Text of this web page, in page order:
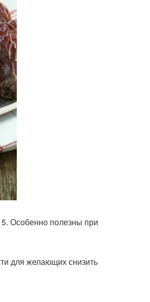
Особенно полезны при
для желающих снизить